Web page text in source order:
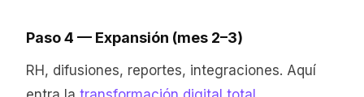
Paso 4 — Expansión (mes 2–3)
RH, difusiones, reportes, integraciones. Aquí